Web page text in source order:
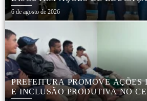
SEGURANÇA NO TRÂNSITO
6 de agosto de 2026
PREFEITURA PROMOVE
E INCLUSÃO PRODUTIVA NO